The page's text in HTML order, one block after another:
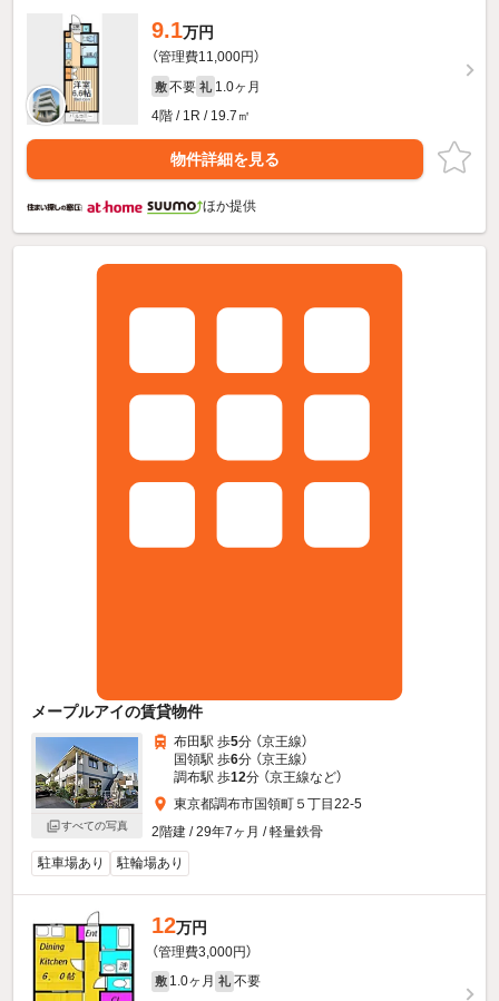
9.1万円
（管理費11,000円）
敷 不要 礼 1.0ヶ月
4階 / 1R / 19.7㎡
物件詳細を見る
ほか提供
メープルアイの賃貸物件
すべての写真
布田駅 歩5分 （京王線）
国領駅 歩6分 （京王線）
調布駅 歩12分 （京王線など）
東京都調布市国領町５丁目22-5
2階建 / 29年7ヶ月 / 軽量鉄骨
駐車場あり
駐輪場あり
12万円
（管理費3,000円）
敷 1.0ヶ月 礼 不要